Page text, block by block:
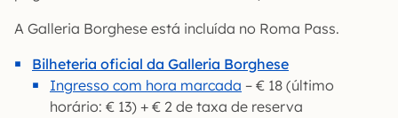
A Galleria Borghese está incluída no Roma Pass.
Bilheteria oficial da Galleria Borghese
Ingresso com hora marcada – € 18 (último
horário: € 13) + € 2 de taxa de reserva